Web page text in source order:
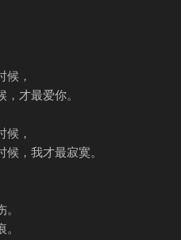
候，
才最爱你。
候，
，我才最寂寞。